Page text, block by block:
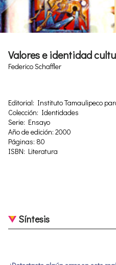
Valores e identidad
Federico Schaffler
Editorial: Instituto Tamaulipeco
Colección: Identidades
Serie: Ensayo
Año de edición: 2000
Páginas: 80
ISBN: Literatura
Síntesis